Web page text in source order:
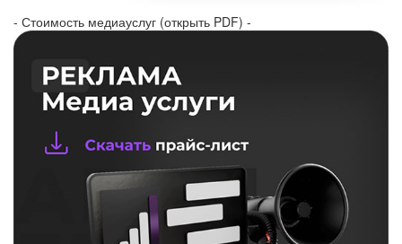
- Стоимость медиауслуг (открыть PDF) -